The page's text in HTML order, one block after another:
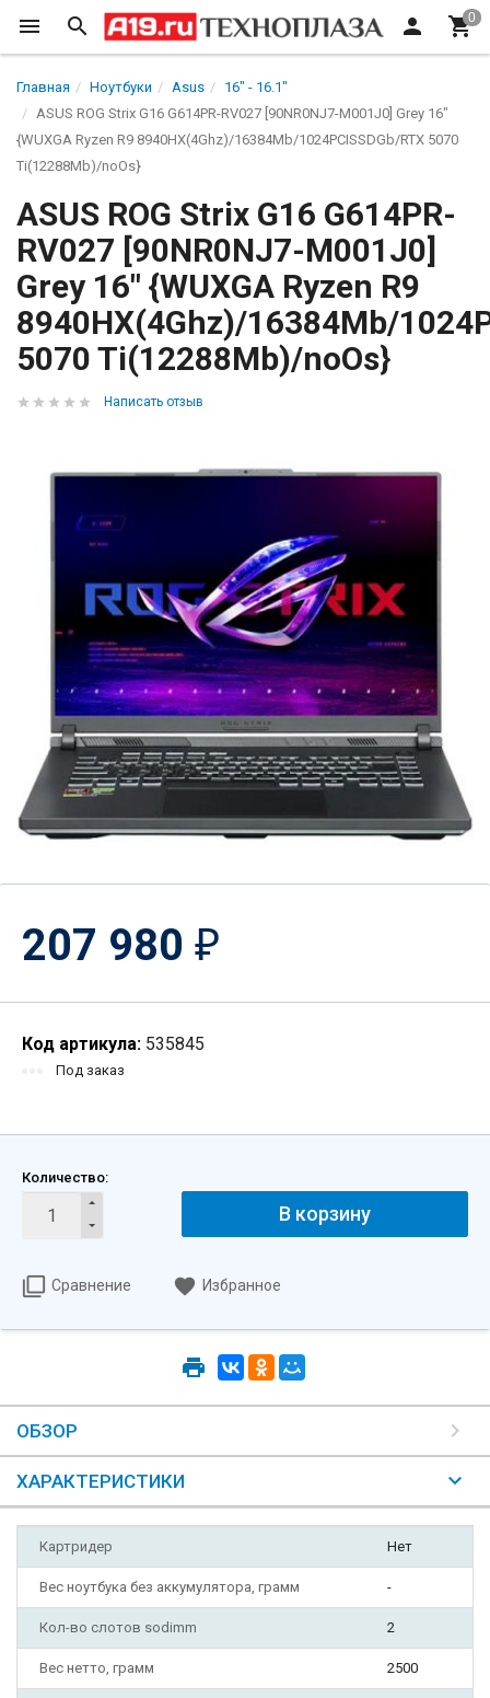
Главная Ноутбуки Asus
16" - 16.1"
ASUS ROG Strix G16 G614PR-RV027 [90NR0NJ7-M001J0] Grey 16"
{WUXGA Ryzen R9 8940HX(4Ghz)/16384Mb/1024PCISSDGb/RTX 5070
Ti(12288Mb)/noOs}
ASUS ROG Strix G16 G614PR-
RV027 [90NR0NJ7-M001J0]
Grey 16" {WUXGA Ryzen R9
8940HX(4Ghz)/16384Mb/
5070 Ti(12288Mb)/noOs}
Написать отзыв
207 980 ₽
Код артикула: 535845
Под заказ
Количество:
В корзину
Сравнение Избранное
ОБЗОР
ХАРАКТЕРИСТИКИ
Картридер Нет
Вес ноутбука без аккумулятора, грамм -
Кол-во слотов sodimm 2
Вес нетто, грамм 2500